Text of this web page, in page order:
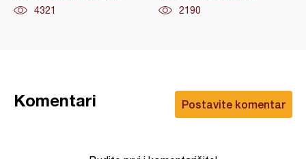
4321 2190
Postavite komentar
Komentari